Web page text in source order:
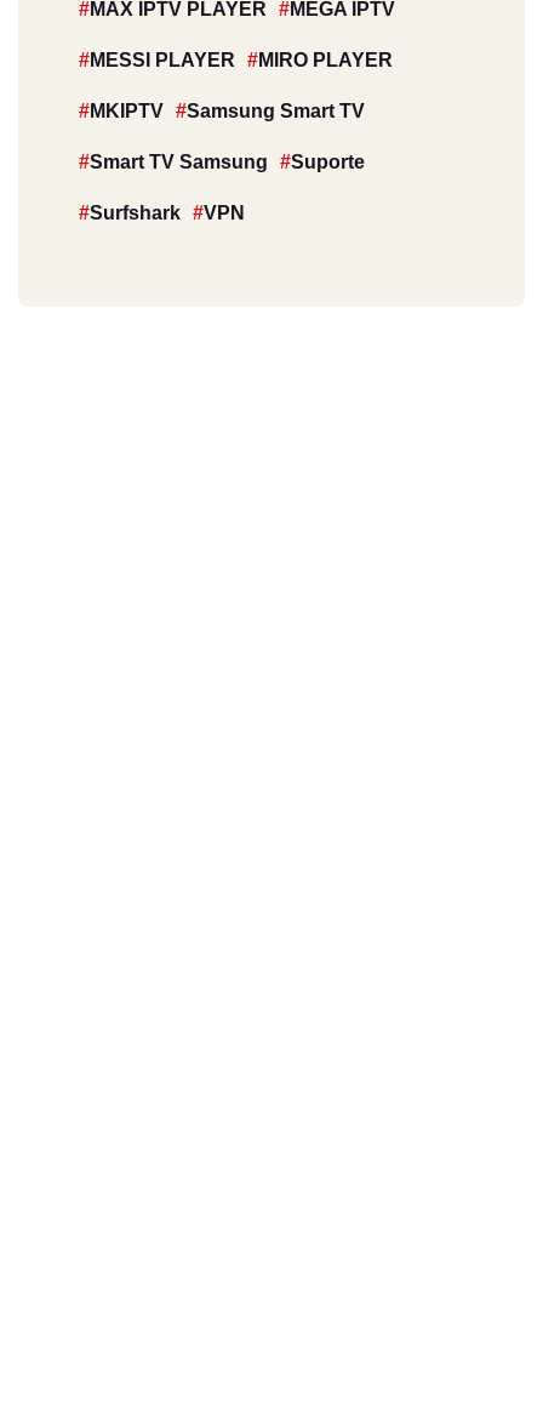
MAX IPTV PLAYER MEGA IPTV
MESSI PLAYER MIRO PLAYER
MKIPTV Samsung Smart TV
Smart TV Samsung Suporte
Surfshark VPN